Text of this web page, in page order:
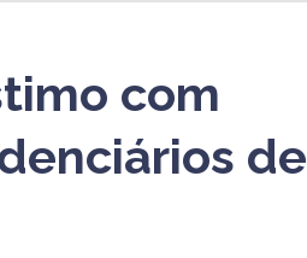
com
de